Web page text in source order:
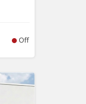
Off